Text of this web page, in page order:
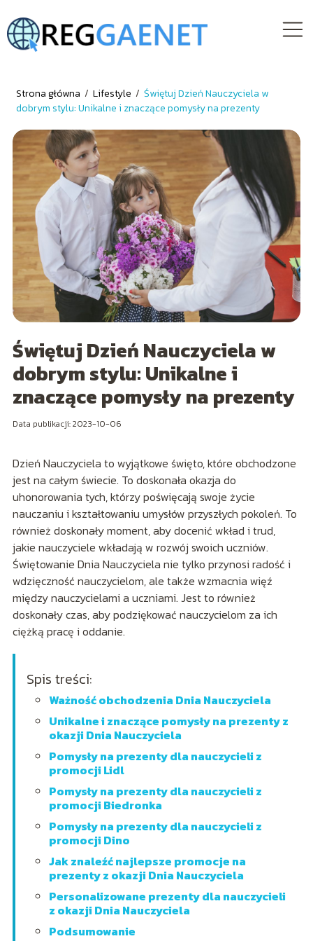
Strona główna / Lifestyle / Świętuj Dzień Nauczyciela w
dobrym stylu: Unikalne i znaczące pomysły na prezenty
Świętuj Dzień Nauczyciela w
dobrym stylu: Unikalne i
znaczące pomysły na prezenty
Data publikacji: 2023-10-06
Dzień Nauczyciela to wyjątkowe święto, które obchodzone
jest na całym świecie. To doskonała okazja do
uhonorowania tych, którzy poświęcają swoje życie
nauczaniu i kształtowaniu umysłów przyszłych pokoleń. To
również doskonały moment, aby docenić wkład i trud,
jakie nauczyciele wkładają w rozwój swoich uczniów.
Świętowanie Dnia Nauczyciela nie tylko przynosi radość i
wdzięczność nauczycielom, ale także wzmacnia więź
między nauczycielami a uczniami. Jest to również
doskonały czas, aby podziękować nauczycielom za ich
ciężką pracę i oddanie.
Spis treści:
Ważność obchodzenia Dnia Nauczyciela
Unikalne i znaczące pomysły na prezenty z
okazji Dnia Nauczyciela
Pomysły na prezenty dla nauczycieli z
promocji Lidl
Pomysły na prezenty dla nauczycieli z
promocji Biedronka
Pomysły na prezenty dla nauczycieli z
promocji Dino
Jak znaleźć najlepsze promocje na
prezenty z okazji Dnia Nauczyciela
Personalizowane prezenty dla nauczycieli
z okazji Dnia Nauczyciela
Podsumowanie